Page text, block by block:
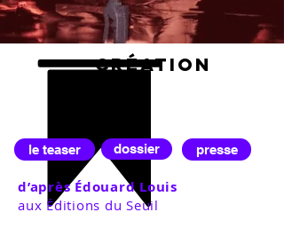
création
le teaser dossier presse
d’après Édouard Louis
aux Éditions du Seuil